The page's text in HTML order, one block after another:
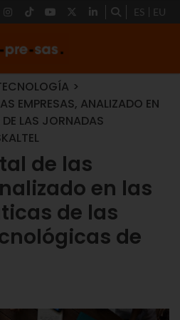
ES EU
EMPRESAS, ANALIZADO EN
LAS JORNADAS
de las
en las
de las
de